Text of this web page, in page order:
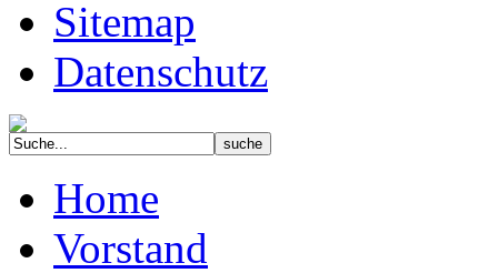
Sitemap
Datenschutz
Home
Vorstand